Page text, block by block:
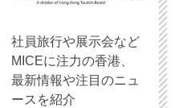
社員旅行や展示会など
MICEに注力の香港、
最新情報や注目のニュ
ースを紹介